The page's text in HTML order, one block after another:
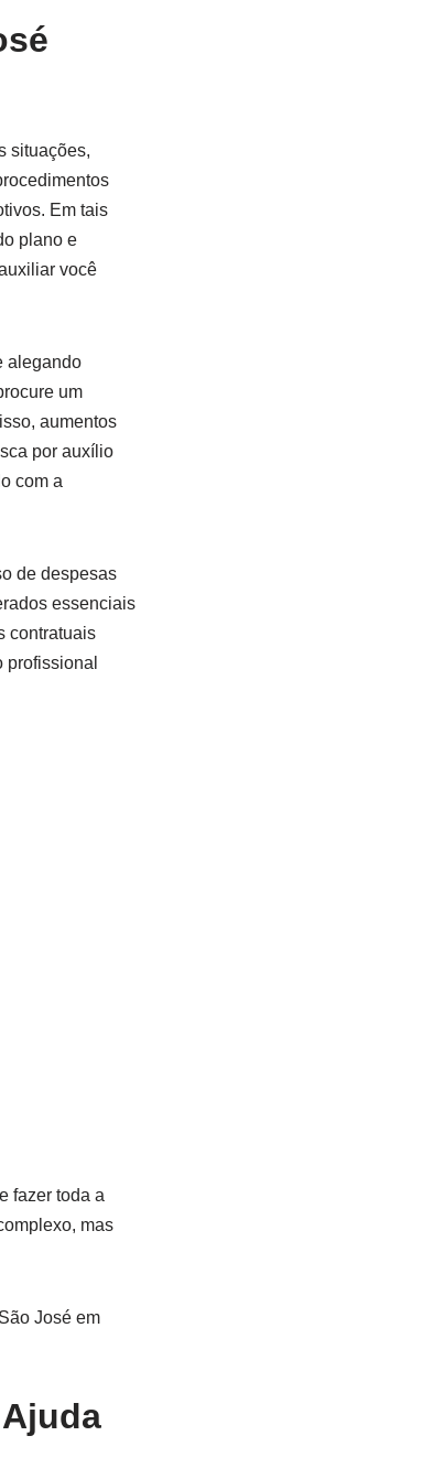
situações,
Em tais
plano e
você
alegando
um
aumentos
por auxílio
com a
de despesas
essenciais
contratuais
fazer toda a
mas